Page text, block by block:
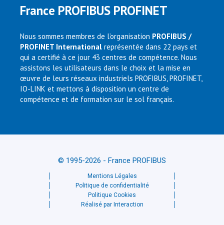
France PROFIBUS PROFINET
Nous sommes membres de l’organisation PROFIBUS /
PROFINET International représentée dans 22 pays et
qui a certifié à ce jour 43 centres de compétence. Nous
assistons les utilisateurs dans le choix et la mise en
œuvre de leurs réseaux industriels PROFIBUS, PROFINET,
IO-LINK et mettons à disposition un centre de
compétence et de formation sur le sol français.
© 1995-2026 - France PROFIBUS
Mentions Légales
Politique de confidentialité
Politique Cookies
Réalisé par Interaction